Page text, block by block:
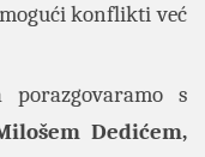
konflikti već
s
Dedićem,